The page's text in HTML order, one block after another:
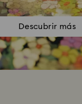
Descubrir más